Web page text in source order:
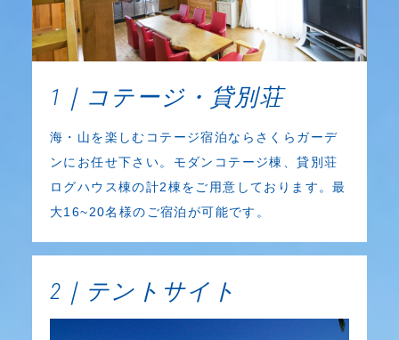
1｜コテージ・貸別荘
海・山を楽しむコテージ宿泊ならさくらガーデ
ンにお任せ下さい。モダンコテージ棟、貸別荘
ログハウス棟の計2棟をご用意しております。最
大16~20名様のご宿泊が可能です。
2｜テントサイト